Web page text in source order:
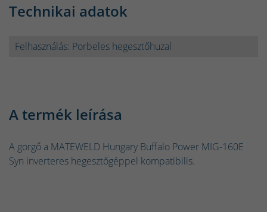
Technikai adatok
Felhasználás: Porbeles hegesztőhuzal
A termék leírása
A görgő a MATEWELD Hungary Buffalo Power MIG-160E
Syn inverteres hegesztőgéppel kompatibilis.